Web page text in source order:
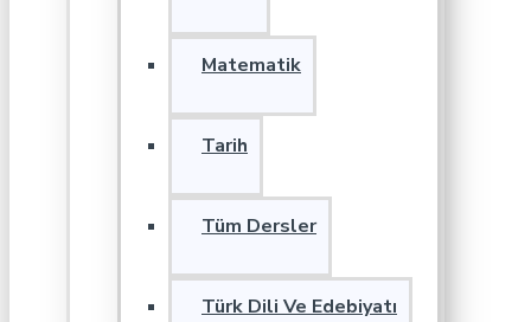
Matematik
Tarih
Tüm Dersler
Türk Dili Ve Edebiyatı